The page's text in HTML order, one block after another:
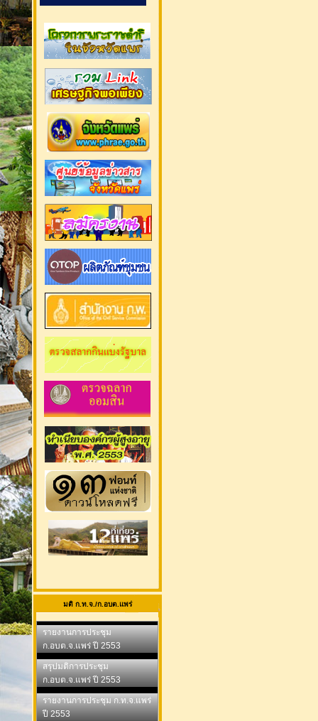
มติ ก.ท.จ./ก.อบต.แพร่
รายงานการประชุม
ก.อบต.จ.แพร่ ปี 2553
สรุปมติการประชุม
ก.อบต.จ.แพร่ ปี 2553
รายงานการประชุม ก.ท.จ.แพร่
ปี 2553